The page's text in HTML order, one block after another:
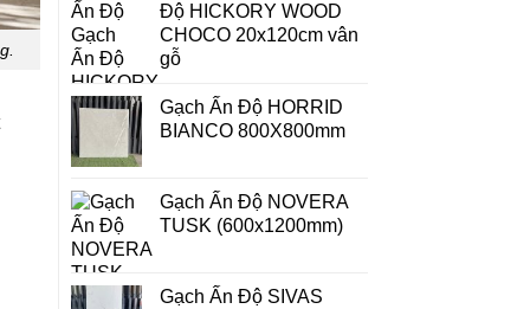
Độ HICKORY WOOD
CHOCO 20x120cm vân
gỗ
Gạch Ấn Độ HORRID
BIANCO 800X800mm
Gạch Ấn Độ NOVERA
TUSK (600x1200mm)
Gạch Ấn Độ SIVAS